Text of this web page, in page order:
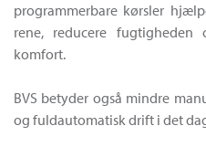
programmerbare kørsler
rene, reducere
komfort.
BVS betyder også mindre
og fuldautomatisk drift i det